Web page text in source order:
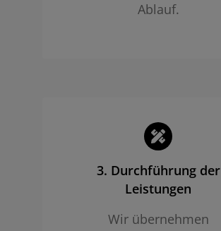
Ablauf.
3. Durchführung der
Leistungen
Wir übernehmen